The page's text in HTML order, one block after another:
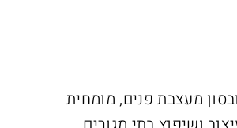
מעצבת פנים, מומחית